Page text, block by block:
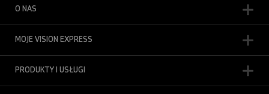
O NAS
MOJE VISION EXPRESS
PRODUKTY I USŁUGI